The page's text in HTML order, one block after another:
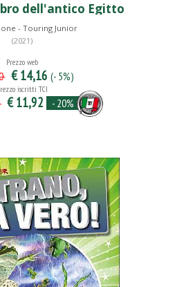
dell'antico Egitto
- Touring Junior
(2021)
Prezzo web
€ 14,16 (- 5%)
iscritti TCI
€ 11,92 - 20%